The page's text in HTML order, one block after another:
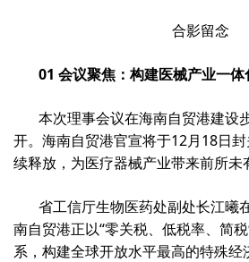
合影留念
01 会议聚焦：构建医械产业一体
本次理事会议在海南自贸港建设
开。海南自贸港官宣将于12月18日
续释放，为医疗器械产业带来前所未
省工信厅生物医药处副处长江曦
南自贸港正以“零关税、低税率、简
系，构建全球开放水平最高的特殊经